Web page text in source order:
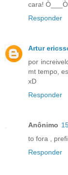
cara! Ò___Ò
Responder
Artur
por
mt tempo,
xD
Responder
Anônimo
to fora ,
Responder